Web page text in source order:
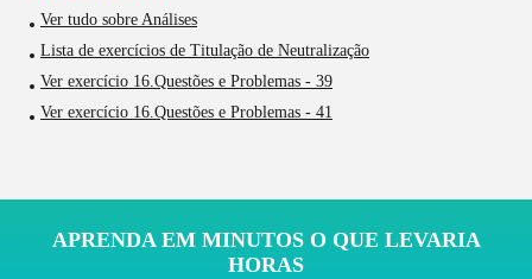
Ver tudo sobre Análises
Lista de exercícios de Titulação de Neutralização
Ver exercício 16.Questões e Problemas - 39
Ver exercício 16.Questões e Problemas - 41
APRENDA EM MINUTOS O QUE LEVARIA
HORAS